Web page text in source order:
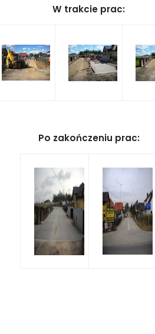
W trakcie prac:
Po zakończeniu prac: